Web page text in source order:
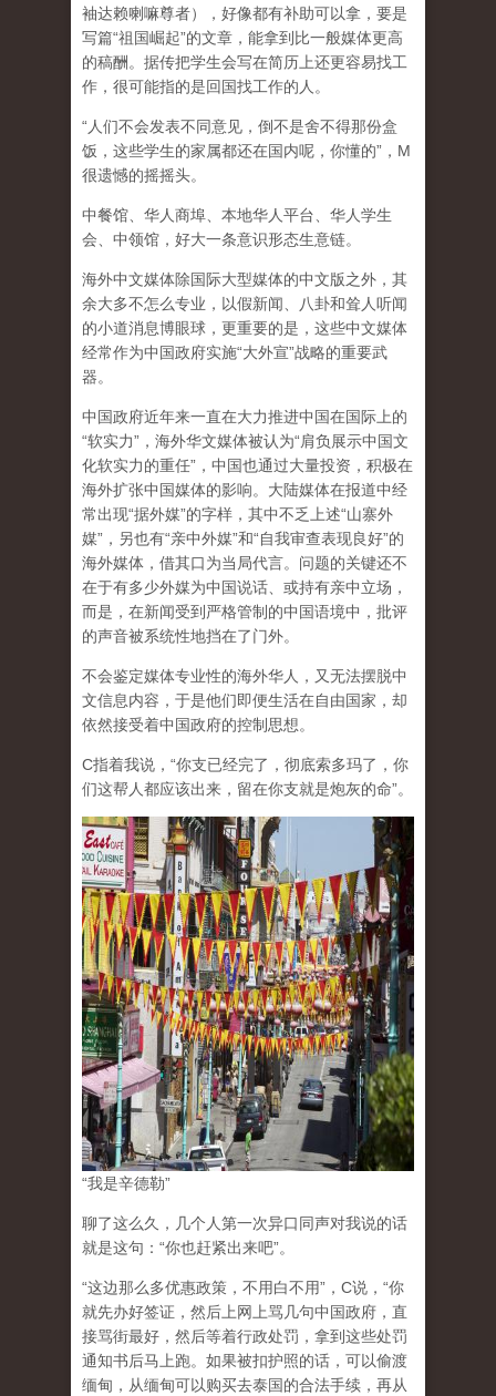
袖达赖喇嘛尊者），好像都有补助可以拿，要是
写篇“祖国崛起”的文章，能拿到比一般媒体更高
的稿酬。据传把学生会写在简历上还更容易找工
作，很可能指的是回国找工作的人。
“人们不会发表不同意见，倒不是舍不得那份盒
饭，这些学生的家属都还在国内呢，你懂的”，M
很遗憾的摇摇头。
中餐馆、华人商埠、本地华人平台、华人学生
会、中领馆，好大一条意识形态生意链。
海外中文媒体除国际大型媒体的中文版之外，其
余大多不怎么专业，以假新闻、八卦和耸人听闻
的小道消息博眼球，更重要的是，这些中文媒体
经常作为中国政府实施“大外宣”战略的重要武
器。
中国政府近年来一直在大力推进中国在国际上的
“软实力”，海外华文媒体被认为“肩负展示中国文
化软实力的重任”，中国也通过大量投资，积极在
海外扩张中国媒体的影响。大陆媒体在报道中经
常出现“据外媒”的字样，其中不乏上述“山寨外
媒”，另也有“亲中外媒”和“自我审查表现良好”的
海外媒体，借其口为当局代言。问题的关键还不
在于有多少外媒为中国说话、或持有亲中立场，
而是，在新闻受到严格管制的中国语境中，批评
的声音被系统性地挡在了门外。
不会鉴定媒体专业性的海外华人，又无法摆脱中
文信息内容，于是他们即便生活在自由国家，却
依然接受着中国政府的控制思想。
C指着我说，“你支已经完了，彻底索多玛了，你
们这帮人都应该出来，留在你支就是炮灰的命”。
“我是辛德勒”
聊了这么久，几个人第一次异口同声对我说的话
就是这句：“你也赶紧出来吧”。
“这边那么多优惠政策，不用白不用”，C说，“你
就先办好签证，然后上网上骂几句中国政府，直
接骂街最好，然后等着行政处罚，拿到这些处罚
通知书后马上跑。如果被扣护照的话，可以偷渡
缅甸，从缅甸可以购买去泰国的合法手续，再从